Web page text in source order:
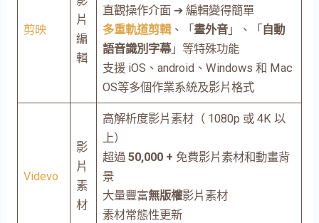
剪映
片
編
輯
直觀操作介面 ➔ 編輯變得簡單
多重軌道剪輯、「畫外音」、「自動
語音識別字幕」等特殊功能
支援 iOS、android、Windows 和 Mac
OS等多個作業系統及影片格式
Videvo
影
片
素
材
高解析度影片素材（ 1080p 或 4K 以
上）
超過50,000 + 免費影片素材和動畫背
景
大量豐富無版權影片素材
素材常態性更新